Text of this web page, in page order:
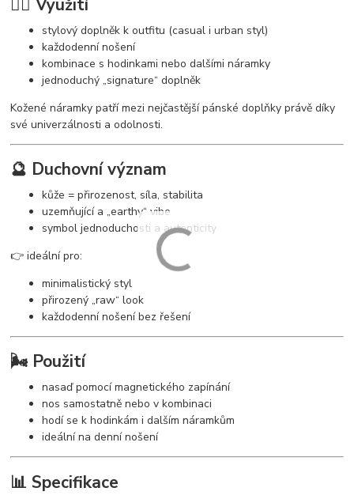
🧘‍♂️ Využití
stylový doplněk k outfitu (casual i urban styl)
každodenní nošení
kombinace s hodinkami nebo dalšími náramky
jednoduchý „signature“ doplněk
Kožené náramky patří mezi nejčastější pánské doplňky právě díky
své univerzálnosti a odolnosti.
🔮 Duchovní význam
kůže = přirozenost, síla, stabilita
uzemňující a „earthy“ vibe
symbol jednoduchosti a autenticity
👉 ideální pro:
minimalistický styl
přirozený „raw“ look
každodenní nošení bez řešení
🌬️ Použití
nasaď pomocí magnetického zapínání
nos samostatně nebo v kombinaci
hodí se k hodinkám i dalším náramkům
ideální na denní nošení
📊 Specifikace